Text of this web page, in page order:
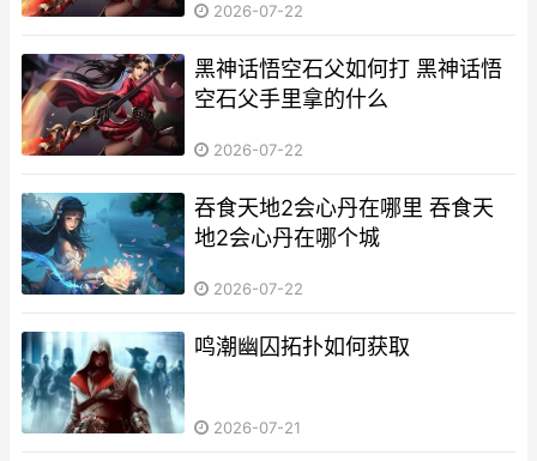
2026-07-22
黑神话悟空石父如何打 黑神话悟
空石父手里拿的什么
2026-07-22
吞食天地2会心丹在哪里 吞食天
地2会心丹在哪个城
2026-07-22
鸣潮幽囚拓扑如何获取
2026-07-21